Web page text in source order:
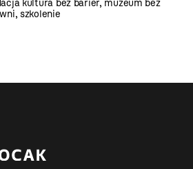
kultura bez barier, muzeum bez
,szkolenie